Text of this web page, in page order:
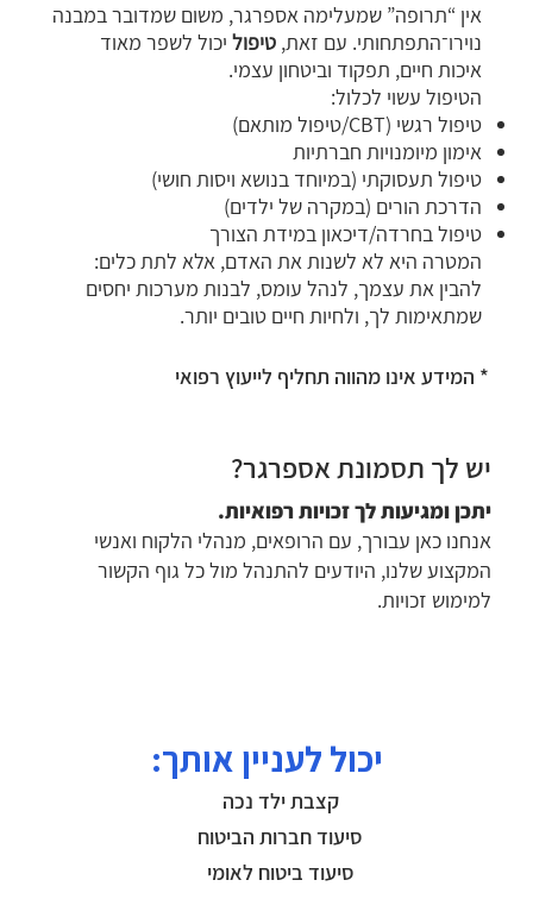
אין “תרופה” שמעלימה אספרגר, משום שמדובר במבנה
נוירו־התפתחותי. עם זאת,טיפול יכול לשפר מאוד
איכות חיים, תפקוד וביטחון עצמי.
הטיפול עשוי לכלול:
טיפול רגשי (CBT/טיפול מותאם)
אימון מיומנויות חברתיות
טיפול תעסוקתי (במיוחד בנושא ויסות חושי)
הדרכת הורים (במקרה של ילדים)
טיפול בחרדה/דיכאון במידת הצורך
המטרה היא לא לשנות את האדם, אלא לתת כלים:
להבין את עצמך, לנהל עומס, לבנות מערכות יחסים
שמתאימות לך, ולחיות חיים טובים יותר.
* המידע אינו מהווה תחליף לייעוץ רפואי
יש לך תסמונת אספרגר?
יתכן ומגיעות לך זכויות רפואיות.
אנחנו כאן עבורך, עם הרופאים, מנהלי הלקוח ואנשי
המקצוע שלנו, היודעים להתנהל מול כל גוף הקשור
למימוש זכויות.
יכול לעניין אותך:
קצבת ילד נכה
סיעוד חברות הביטוח
סיעוד ביטוח לאומי